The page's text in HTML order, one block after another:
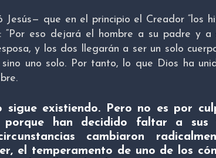
que en el principio el Creador “los
“Por eso dejará el hombre a su padre y a
y los dos llegarán a ser un solo
uno solo. Por tanto, lo que Dios ha
sigue existiendo. Pero no es por
porque han decidido faltar a sus
cambiaron
el temperamento de uno de los